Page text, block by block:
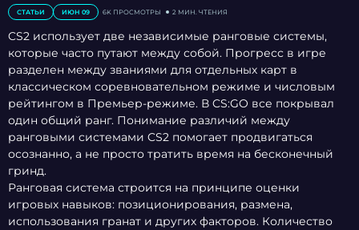
СТАТЬИ ИЮН 09 6K ПРОСМОТРЫ 2 МИН. ЧТЕНИЯ
CS2 использует две независимые ранговые системы,
которые часто путают между собой. Прогресс в игре
разделен между званиями для отдельных карт в
классическом соревновательном режиме и числовым
рейтингом в Премьер-режиме. В CS:GO все покрывал
один общий ранг. Понимание различий между
ранговыми системами CS2 помогает продвигаться
осознанно, а не просто тратить время на бесконечный
гринд.
Ранговая система строится на принципе оценки
игровых навыков: позиционирования, размена,
использования гранат и других факторов. Количество